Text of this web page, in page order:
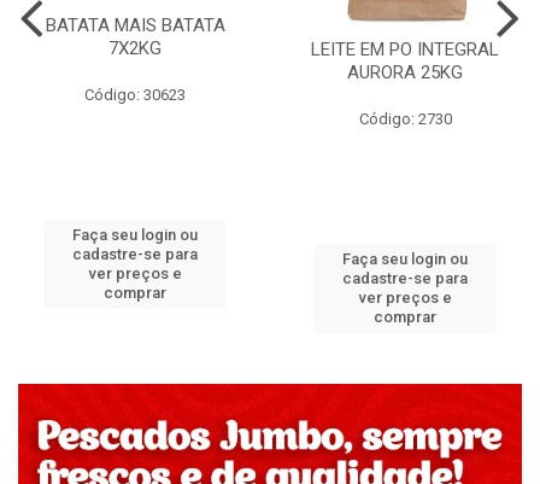
BATATA MAIS BATATA
7X2KG
Código: 30623
Faça seu login ou
cadastre-se para
ver preços e
comprar
LEITE EM PO INTEGRAL
AURORA 25KG
Código: 2730
Faça seu login ou
cadastre-se para
ver preços e
comprar